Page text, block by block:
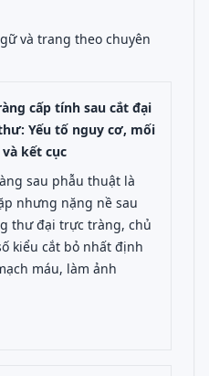
và trang theo chuyên
cấp tính sau cắt đại
Yếu tố nguy cơ, mối
kết cục
sau phẫu thuật là
nhưng nặng nề sau
thư đại trực tràng, chủ
kiểu cắt bỏ nhất định
máu, làm ảnh